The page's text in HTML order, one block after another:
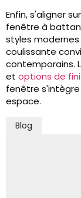
Enfin, s'aligner
fenêtre à
styles
coulissante
contemporains.
et options de
fenêtre
espace.
Blog